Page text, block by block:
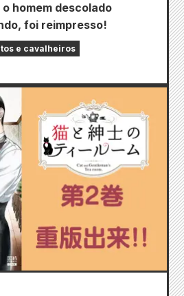
homem descolado
foi reimpresso!
e cavalheiros